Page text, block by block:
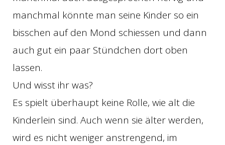
manchmal könnte man seine Kinder so ein
bisschen auf den Mond schiessen und dann
auch gut ein paar Stündchen dort oben
lassen.
Und wisst ihr was?
Es spielt überhaupt keine Rolle, wie alt die
Kinderlein sind. Auch wenn sie älter werden,
wird es nicht weniger anstrengend, im